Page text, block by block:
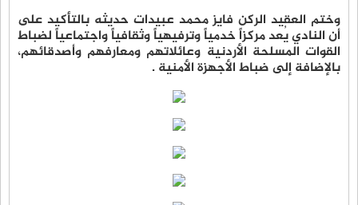
وختم العقيد الركن فايز محمد عبيدات حديثه بالتأكيد على
أن النادي يُعد مركزاً خدمياً وترفيهياً وثقافياً واجتماعياً لضباط
القوات المسلحة الأردنية وعائلاتهم ومعارفهم وأصدقائهم،
بالإضافة إلى ضباط الأجهزة الأمنية .